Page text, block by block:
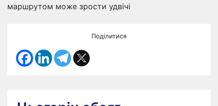
маршрутом може зрости удвічі
Поділитися